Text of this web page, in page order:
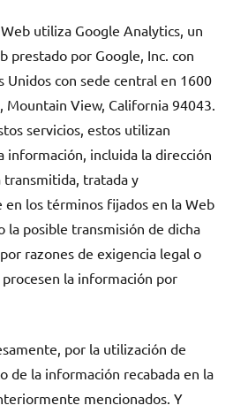
utiliza Google Analytics, un
prestado por Google, Inc. con
Unidos con sede central en 1600
View, California 94043.
servicios, estos utilizan
información, incluida la dirección
transmitida, tratada y
en los términos fijados en la Web
la posible transmisión de dicha
razones de exigencia legal o
la información por
por la utilización de
de la información recabada en la
mencionados. Y